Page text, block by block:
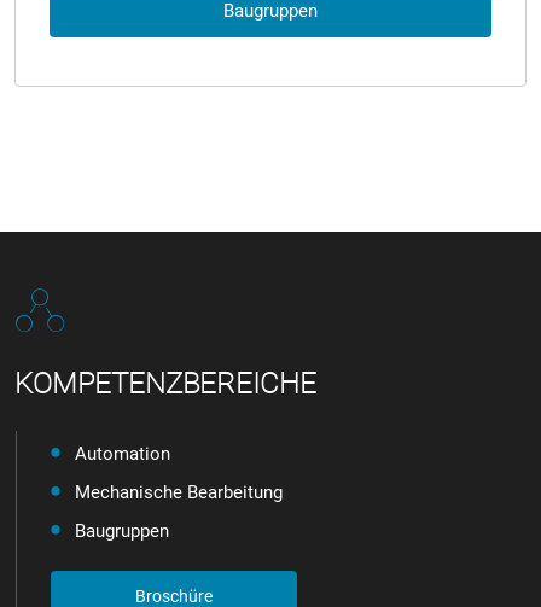
Baugruppen
KOMPETENZBEREICHE
Automation
Mechanische Bearbeitung
Baugruppen
Broschüre